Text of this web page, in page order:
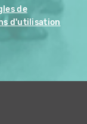
de
d'utilisation